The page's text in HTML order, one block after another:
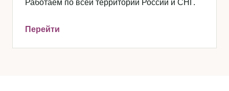
Работаем по всей территории России и СНГ.
Перейти